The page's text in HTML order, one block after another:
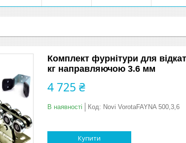
Комплект фурнітури для
кг направляючою 3.6 мм
4 725 ₴
В наявності Код: Novi VorotaFAYNA 500,3,6
Купити